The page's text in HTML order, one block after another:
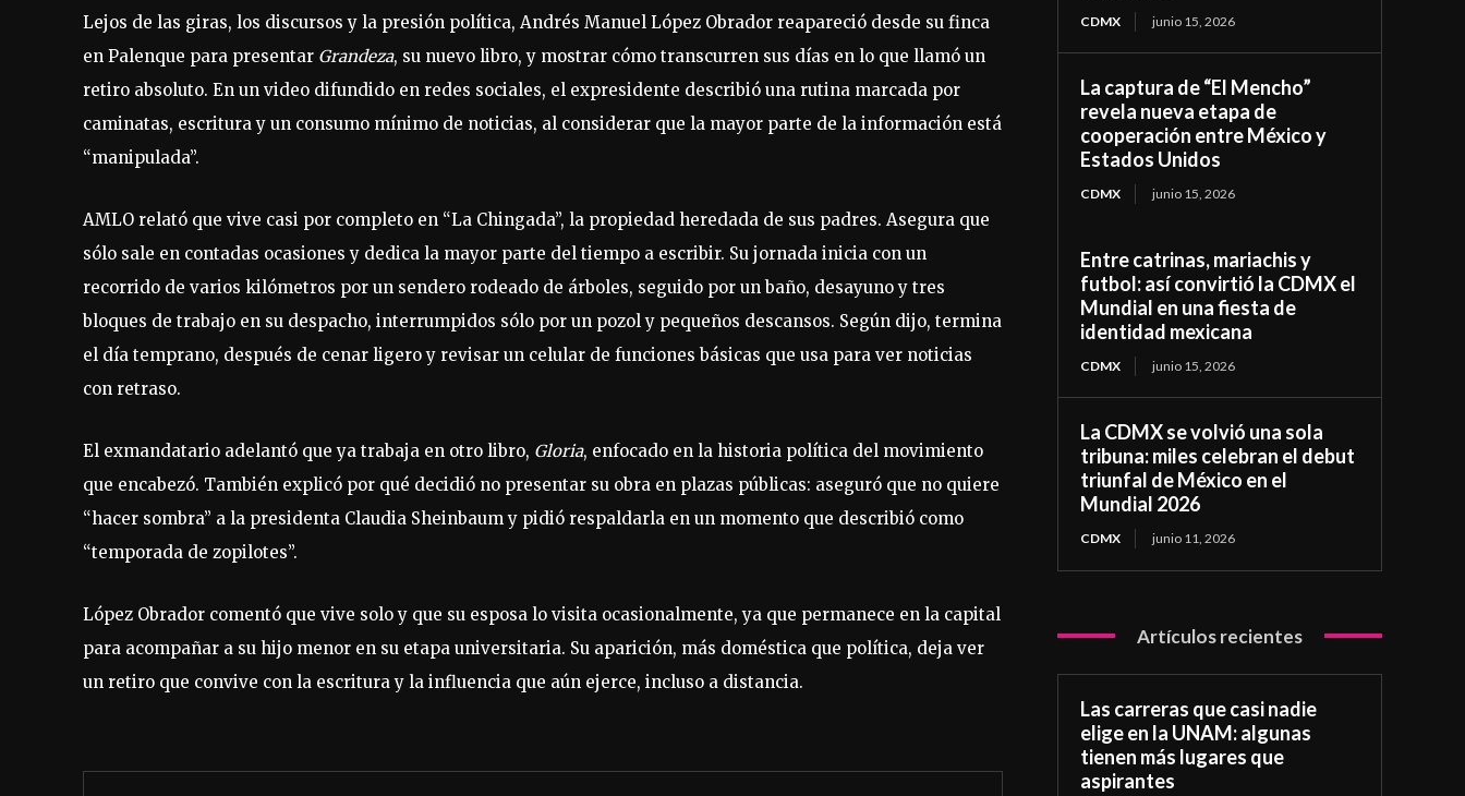
Lejos de las giras, los discursos y la presión política, Andrés Manuel López Obrador reapareció desde su finca
en Palenque para presentar Grandeza, su nuevo libro, y mostrar cómo transcurren sus días en lo que llamó un
retiro absoluto. En un video difundido en redes sociales, el expresidente describió una rutina marcada por
caminatas, escritura y un consumo mínimo de noticias, al considerar que la mayor parte de la información está
“manipulada”.
AMLO relató que vive casi por completo en “La Chingada”, la propiedad heredada de sus padres. Asegura que
sólo sale en contadas ocasiones y dedica la mayor parte del tiempo a escribir. Su jornada inicia con un
recorrido de varios kilómetros por un sendero rodeado de árboles, seguido por un baño, desayuno y tres
bloques de trabajo en su despacho, interrumpidos sólo por un pozol y pequeños descansos. Según dijo, termina
el día temprano, después de cenar ligero y revisar un celular de funciones básicas que usa para ver noticias
con retraso.
El exmandatario adelantó que ya trabaja en otro libro, Gloria, enfocado en la historia política del movimiento
que encabezó. También explicó por qué decidió no presentar su obra en plazas públicas: aseguró que no quiere
“hacer sombra” a la presidenta Claudia Sheinbaum y pidió respaldarla en un momento que describió como
“temporada de zopilotes”.
López Obrador comentó que vive solo y que su esposa lo visita ocasionalmente, ya que permanece en la capital
para acompañar a su hijo menor en su etapa universitaria. Su aparición, más doméstica que política, deja ver
un retiro que convive con la escritura y la influencia que aún ejerce, incluso a distancia.
CDMX junio 15, 2026
La captura de “El Mencho”
revela nueva etapa de
cooperación entre México y
Estados Unidos
CDMX junio 15, 2026
Entre catrinas, mariachis y
futbol: así convirtió la CDMX el
Mundial en una fiesta de
identidad mexicana
CDMX junio 15, 2026
La CDMX se volvió una sola
tribuna: miles celebran el debut
triunfal de México en el
Mundial 2026
CDMX junio 11, 2026
Artículos recientes
Las carreras que casi nadie
elige en la UNAM: algunas
tienen más lugares que
aspirantes